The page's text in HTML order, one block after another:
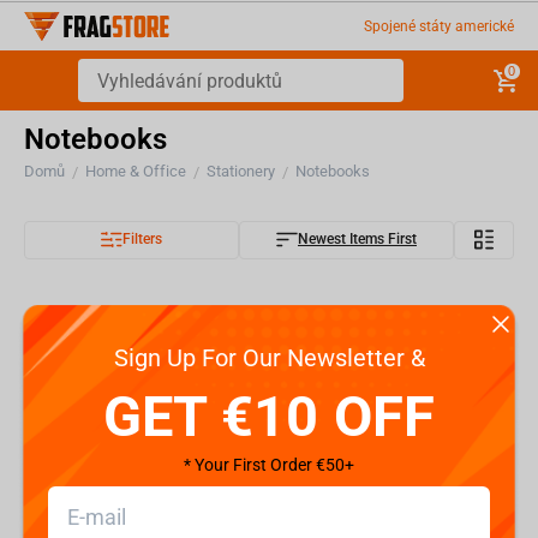
Spojené státy americké
0
Notebooks
Domů / Home & Office / Stationery / Notebooks
Filters Newest Items First
Sign Up For Our Newsletter &
GET €10 OFF
* Your First Order €50+